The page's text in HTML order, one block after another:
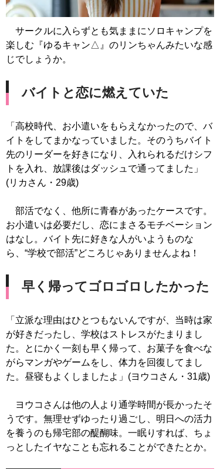
サークルに入らずとも気ままにソロキャンプを
楽しむ『ゆるキャン△』のリンちゃんみたいな感
じでしょうか。
バイトと恋に燃えていた
「高校時代、お小遣いをもらえなかったので、バ
イトをしてまかなっていました。そのうちバイト
先のリーダーを好きになり、入れられるだけシフ
トを入れ、放課後はダッシュで通ってました」
(リカさん・29歳)
部活でなく、他所に青春があったケースです。
お小遣いは必要だし、恋にまさるモチベーション
はなし。バイト先に好きな人がいようものな
ら、“学校で部活”どころじゃありませんよね！
早く帰ってゴロゴロしたかった
「立派な理由はひとつもないんですが、当時は家
が好きだったし、学校はストレスがたまりまし
た。とにかく一刻も早く帰って、お菓子を食べな
がらマンガやゲームをし、体力を回復してまし
た。昼寝もよくしましたよ」(ヨウコさん・31歳)
ヨウコさんは他の人より通学時間が長かったそ
うです。無理せずゆったり過ごし、明日への活力
を養うのも帰宅部の醍醐味。一眠りすれば、ちょ
っとしたイヤなことも忘れることができたとか。